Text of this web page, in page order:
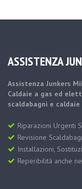
ASSISTENZA
Assistenza Junkers
Caldaie a gas ed
scaldabagni e
Riparazioni Urgenti
Revisione
Installazioni,
Reperibilità anche